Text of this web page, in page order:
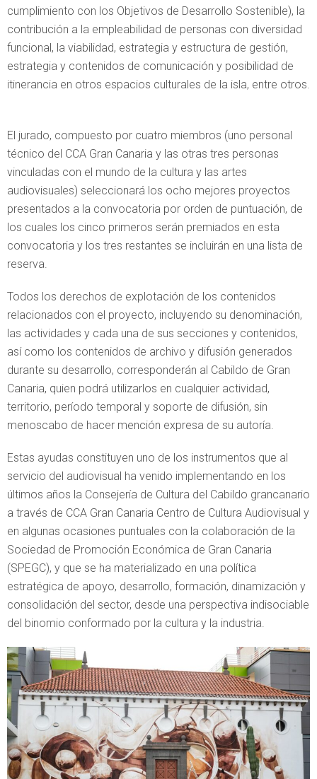
cumplimiento con los Objetivos de Desarrollo Sostenible), la
contribución a la empleabilidad de personas con diversidad
funcional, la viabilidad, estrategia y estructura de gestión,
estrategia y contenidos de comunicación y posibilidad de
itinerancia en otros espacios culturales de la isla, entre otros.
El jurado, compuesto por cuatro miembros (uno personal
técnico del CCA Gran Canaria y las otras tres personas
vinculadas con el mundo de la cultura y las artes
audiovisuales) seleccionará los ocho mejores proyectos
presentados a la convocatoria por orden de puntuación, de
los cuales los cinco primeros serán premiados en esta
convocatoria y los tres restantes se incluirán en una lista de
reserva.
Todos los derechos de explotación de los contenidos
relacionados con el proyecto, incluyendo su denominación,
las actividades y cada una de sus secciones y contenidos,
así como los contenidos de archivo y difusión generados
durante su desarrollo, corresponderán al Cabildo de Gran
Canaria, quien podrá utilizarlos en cualquier actividad,
territorio, período temporal y soporte de difusión, sin
menoscabo de hacer mención expresa de su autoría.
Estas ayudas constituyen uno de los instrumentos que al
servicio del audiovisual ha venido implementando en los
últimos años la Consejería de Cultura del Cabildo grancanario
a través de CCA Gran Canaria Centro de Cultura Audiovisual y
en algunas ocasiones puntuales con la colaboración de la
Sociedad de Promoción Económica de Gran Canaria
(SPEGC), y que se ha materializado en una política
estratégica de apoyo, desarrollo, formación, dinamización y
consolidación del sector, desde una perspectiva indisociable
del binomio conformado por la cultura y la industria.